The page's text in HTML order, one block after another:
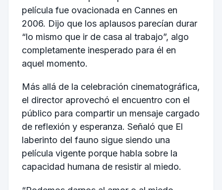
película fue ovacionada en Cannes en
2006. Dijo que los aplausos parecían durar
“lo mismo que ir de casa al trabajo”, algo
completamente inesperado para él en
aquel momento.
Más allá de la celebración cinematográfica,
el director aprovechó el encuentro con el
público para compartir un mensaje cargado
de reflexión y esperanza. Señaló que El
laberinto del fauno sigue siendo una
película vigente porque habla sobre la
capacidad humana de resistir al miedo.